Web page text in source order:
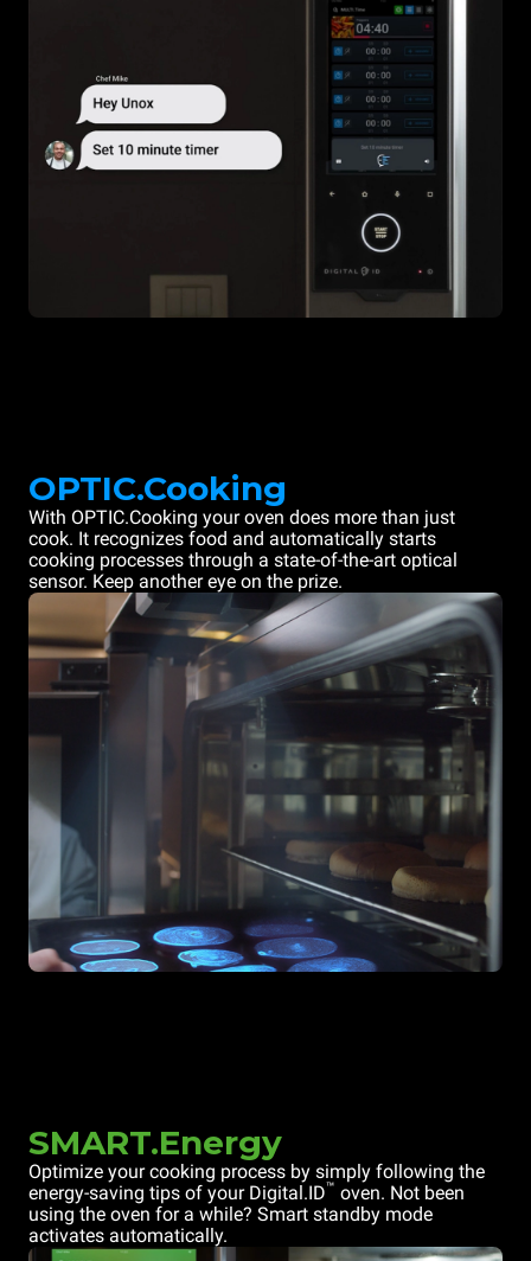
OPTIC.Cooking
With OPTIC.Cooking your oven does more than just
cook. It recognizes food and automatically starts
cooking processes through a state-of-the-art optical
sensor. Keep another eye on the prize.
SMART.Energy
Optimize your cooking process by simply following the
energy-saving tips of your Digital.ID™ oven. Not been
using the oven for a while? Smart standby mode
activates automatically.